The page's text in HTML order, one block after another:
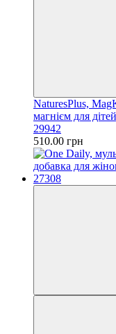
NaturesPlus,
магнієм для
29942
510.00 грн